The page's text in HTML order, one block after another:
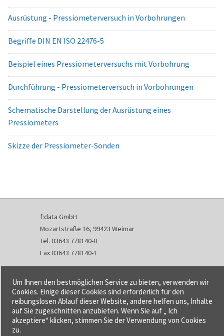
Ausrüstung - Pressiometerversuch in Vorbohrungen
Begriffe DIN EN ISO 22476-5
Beispiel eines Pressiometerversuchs mit Vorbohrung
Durchführung - Pressiometerversuch in Vorbohrungen
Schematische Darstellung der Ausrüstung eines
Pressiometers
Skizze der Pressiometer-Sonden
f:data GmbH
Mozartstraße 16, 99423 Weimar
Tel. 03643 778140-0
Fax 03643 778140-1
info@fdata.de
Kontakt
Impressum
Datenschutzerklärung
Urheberrecht und Haftung
Um Ihnen den bestmöglichen Service zu bieten, verwenden wir
Cookies. Einige dieser Cookies sind erforderlich für den
reibungslosen Ablauf dieser Website, andere helfen uns, Inhalte
auf Sie zugeschnitten anzubieten. Wenn Sie auf „ Ich
akzeptiere“ klicken, stimmen Sie der Verwendung von Cookies
zu.